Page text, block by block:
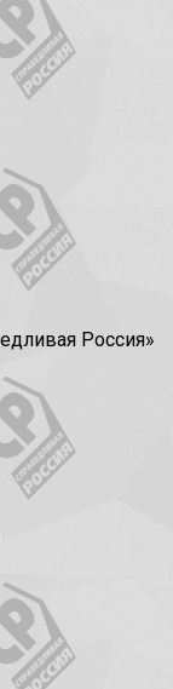
Россия»